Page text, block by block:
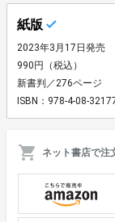
紙版
2023年3月17日発売
990円（税込）
新書判／276ページ
ISBN：978-4-08-
ネット書店で注